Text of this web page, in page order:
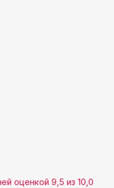
оценкой 9,5 из 10,0